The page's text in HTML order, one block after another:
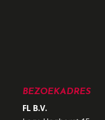
BEZOEKADRES
FL B.V.